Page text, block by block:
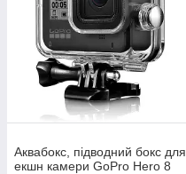
Аквабокс, підводний бокс для
екшн камери GoPro Hero 8